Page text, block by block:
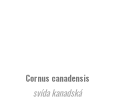
Cornus canadensis
svída kanadská